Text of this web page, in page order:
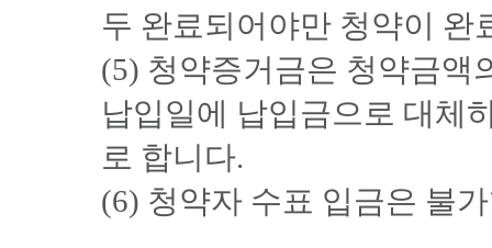
두 완료되어야만 청약이 완
(5) 청약증거금은 청약금액
납입일에 납입금으로 대체
로 합니다.
(6) 청약자 수표 입금은 불